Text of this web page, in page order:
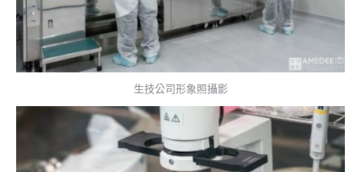
生技公司形象照攝影